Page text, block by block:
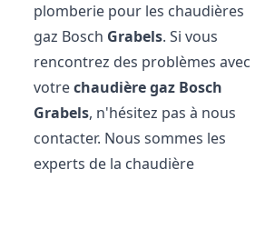
plomberie pour les chaudières
gaz Bosch Grabels. Si vous
rencontrez des problèmes avec
votrechaudière gaz Bosch
Grabels, n'hésitez pas à nous
contacter. Nous sommes les
experts de la chaudière